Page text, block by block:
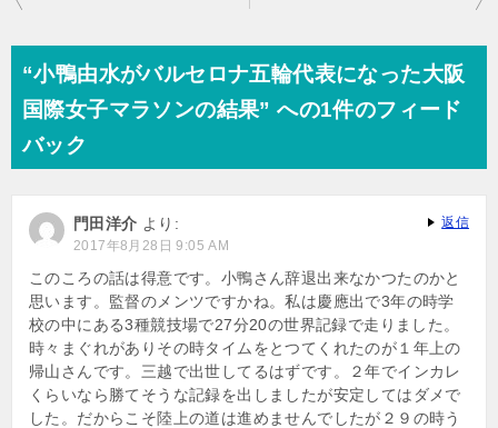
ビ
ー
ョ
“小鴨由水がバルセロナ五輪代表になった大阪
国際女子マラソンの結果” への1件のフィード
バック
門田洋介 より:
2017年8月28日 9:05 AM
このころの話は得意です。小鴨さん辞退出来なかつたのかと
思います。監督のメンツですかね。私は慶應出で3年の時学
校の中にある3種競技場で27分20の世界記録で走りました。
時々まぐれがありその時タイムをとつてくれたのが１年上の
帰山さんです。三越で出世してるはずです。２年でインカレ
くらいなら勝てそうな記録を出しましたが安定してはダメで
した。だからこそ陸上の道は進めませんでしたが２９の時う
返信